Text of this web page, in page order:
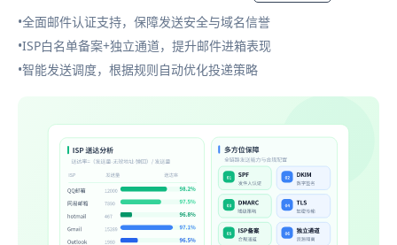
•全面邮件认证支持，保障发送安全与域名信誉
•ISP白名单备案+独立通道，提升邮件进箱表现
•智能发送调度，根据规则自动优化投递策略